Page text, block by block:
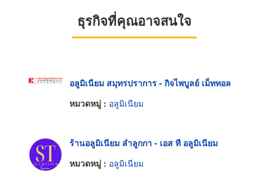
ธุรกิจที่คุณอาจสนใจ
อลูมิเนียม สมุทรปราการ - กิจไพบูลย์ เม็ททอล
หมวดหมู่ : อลูมิเนียม
ร้านอลูมิเนียม ลำลูกกา - เอส ที อลูมิเนียม
หมวดหมู่ : อลูมิเนียม